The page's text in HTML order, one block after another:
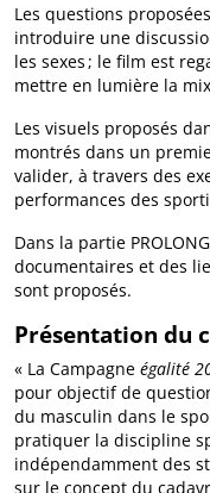
Les questions
introduire une
les sexes ; le film est
mettre en lumière la
Les visuels proposés
montrés dans un
valider, à travers des
performances des
Dans la partie
documentaires et des
sont proposés.
Présentation du
« La Campagne égalité
pour objectif de
du masculin dans le
pratiquer la discipline
indépendamment des
sur le concept du